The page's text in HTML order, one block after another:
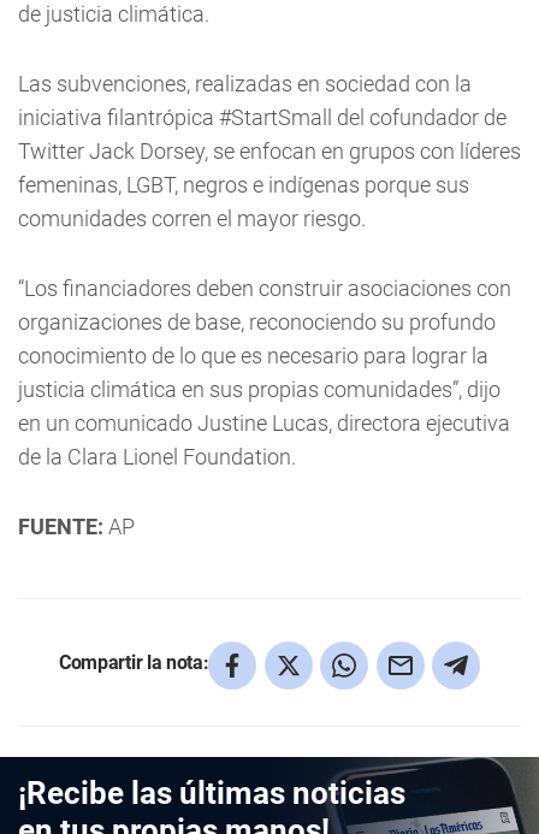
de justicia climática.
Las subvenciones, realizadas en sociedad con la
iniciativa filantrópica #StartSmall del cofundador de
Twitter Jack Dorsey, se enfocan en grupos con líderes
femeninas, LGBT, negros e indígenas porque sus
comunidades corren el mayor riesgo.
“Los financiadores deben construir asociaciones con
organizaciones de base, reconociendo su profundo
conocimiento de lo que es necesario para lograr la
justicia climática en sus propias comunidades”, dijo
en un comunicado Justine Lucas, directora ejecutiva
de la Clara Lionel Foundation.
FUENTE: AP
Compartir la nota:
¡Recibe las últimas noticias